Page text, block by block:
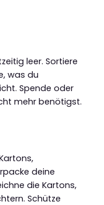
leer. Sortiere
was du
Spende oder
mehr benötigst.
deine
die Kartons,
Schütze